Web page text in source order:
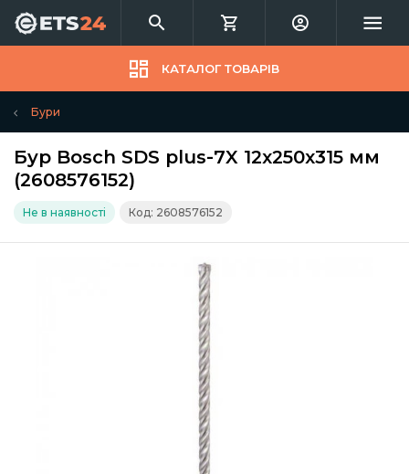
КАТАЛОГ ТОВАРІВ
Бури
Бур Bosch SDS plus-7X 12x250x315 мм
(2608576152)
Не в наявності Код: 2608576152